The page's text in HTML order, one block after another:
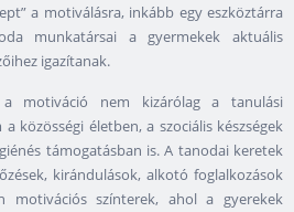
a motiválásra, inkább egy eszköztárra
munkatársai a gyermekek aktuális
igazítanak.
motiváció nem kizárólag a tanulási
közösségi életben, a szociális készségek
támogatásban is. A tanodai keretek
kirándulások, alkotó foglalkozások
motivációs színterek, ahol a gyerekek